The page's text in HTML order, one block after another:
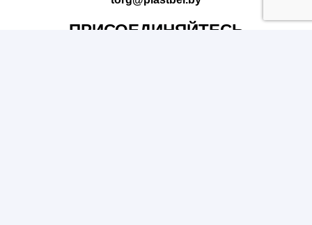
ПРИСОЕДИНЯЙТЕСЬ